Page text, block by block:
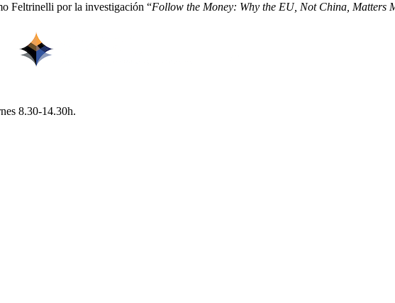
Feltrinelli por la investigación “Follow the Money: Why the EU, Not China, Matters
8.30-14.30h.